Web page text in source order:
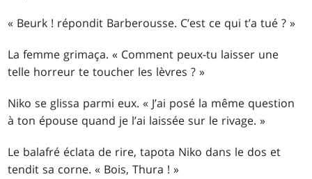
« Beurk ! répondit Barberousse. C’est ce qui t’a tué ? »
La femme grimaça. « Comment peux-tu laisser une
telle horreur te toucher les lèvres ? »
Niko se glissa parmi eux. « J’ai posé la même question
à ton épouse quand je l’ai laissée sur le rivage. »
Le balafré éclata de rire, tapota Niko dans le dos et
tendit sa corne. « Bois, Thura ! »